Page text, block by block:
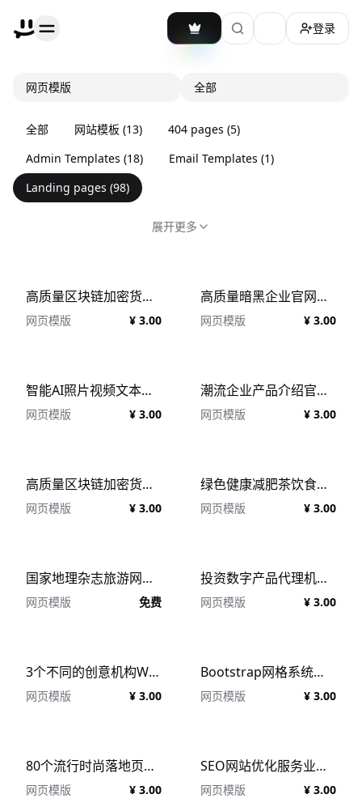
加载主题切换
登录
网页模版 全部
全部 网站模板 (13) 404 pages (5)
Admin Templates (18) Email Templates (1)
Landing pages (98)
展开更多
高质量区块链加密货币落地页Web网页设计模板素材 Onix Blockchain Landing Page
网页模版 ¥ 3.00
高质量暗黑企业官网落地页网站模板素材 Pager Framer Template
网页模版 ¥ 3.00
智能AI照片视频文本语音生成Web落地页网站模板素材 Brainwave - AI Landing Page Kit
网页模版 ¥ 3.00
潮流企业产品介绍官网落地页网页UI模板素材 Hero Landing Page Screens UI Base
网页模版 ¥ 3.00
高质量区块链加密货币落地页Web网页设计UI界面 Onix Blockchain Landing Page UI
网页模版 ¥ 3.00
绿色健康减肥茶饮食促销促销网页设计模板
网页模版 ¥ 3.00
国家地理杂志旅游网站网站首页模板 National Geographic Header Design Exploration
网页模版 免费
投资数字产品代理机构2.5D等距设计HTML模板 Dipto - Digital Agency HTML Template
网页模版 ¥ 3.00
3个不同的创意机构Web网页设计模板素材 Creative Agency Web Template Design
网页模版 ¥ 3.00
Bootstrap网格系统移动APP介绍网页落地页模板 Mijuapp Mobile App Landing
网页模版 ¥ 3.00
80个流行时尚落地页网站模板素材 Gris Fox UI Collection
网页模版 ¥ 3.00
SEO网站优化服务业务发展落地页Web网页模板矢量素材 SEO And Development
网页模版 ¥ 3.00